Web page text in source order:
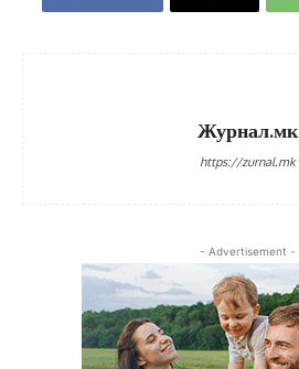
Журнал.мк
https://zurnal.mk
- Advertisement -